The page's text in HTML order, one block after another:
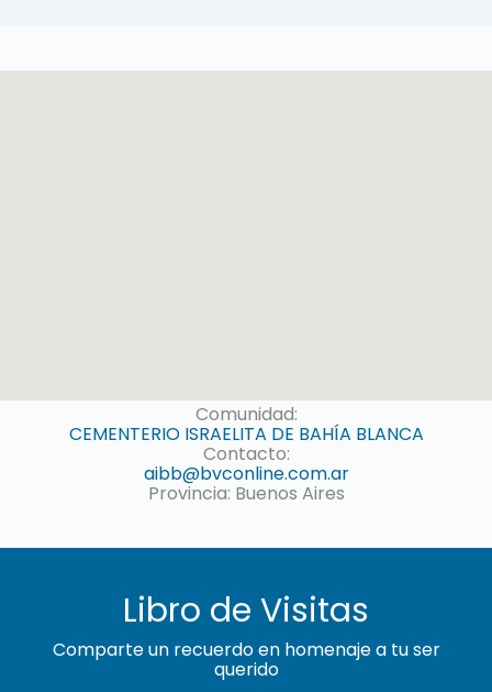
Comunidad:
CEMENTERIO ISRAELITA DE BAHÍA BLANCA
Contacto:
aibb@bvconline.com.ar
Provincia: Buenos Aires
Libro de Visitas
Comparte un recuerdo en homenaje a tu ser
querido